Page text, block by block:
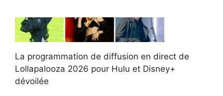
La programmation de diffusion en direct de
Lollapalooza 2026 pour Hulu et Disney+
dévoilée